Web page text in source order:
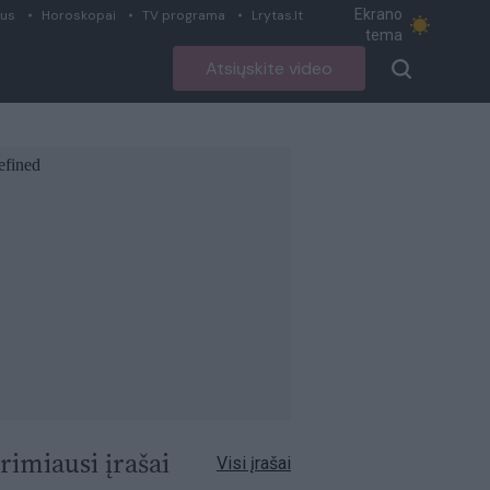
Horoskopai TV programa Lrytas.lt
Ekrano
tema
Atsiųskite video
įrašai Visi įrašai